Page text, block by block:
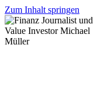
Zum Inhalt springen